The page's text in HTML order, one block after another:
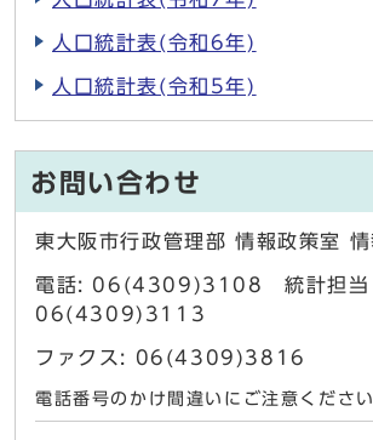
人口統計表(令和6年)
人口統計表(令和5年)
お問い合わせ
東大阪市行政管理部 情報政策室
電話: 06(4309)3108 統計担当
06(4309)3113
ファクス: 06(4309)3816
電話番号のかけ間違いにご注意ください